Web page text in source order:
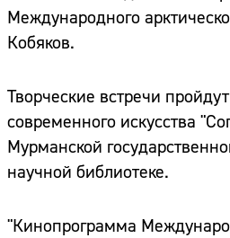
Международного
Кобяков.
Творческие встречи
современного искусства
Мурманской
научной библиотеке.
"Кинопрограмма